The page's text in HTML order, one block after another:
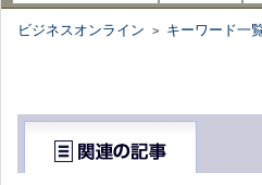
ビジネスオンライン > キーワード一